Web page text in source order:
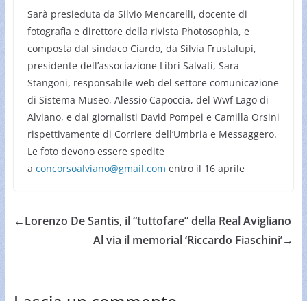
Sarà presieduta da Silvio Mencarelli, docente di
fotografia e direttore della rivista Photosophia, e
composta dal sindaco Ciardo, da Silvia Frustalupi,
presidente dell’associazione Libri Salvati, Sara
Stangoni, responsabile web del settore comunicazione
di Sistema Museo, Alessio Capoccia, del Wwf Lago di
Alviano, e dai giornalisti David Pompei e Camilla Orsini
rispettivamente di Corriere dell’Umbria e Messaggero.
Le foto devono essere spedite
a concorsoalviano@gmail.com entro il 16 aprile
←Lorenzo De Santis, il “tuttofare” della Real Avigliano
Al via il memorial ‘Riccardo Fiaschini’→